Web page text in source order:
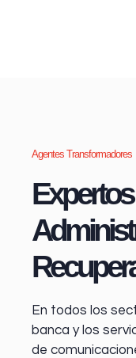
Agentes Transformadores
En todos los
banca y los
de